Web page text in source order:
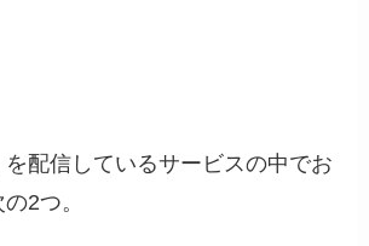
を配信しているサービスの中でお
2つ。